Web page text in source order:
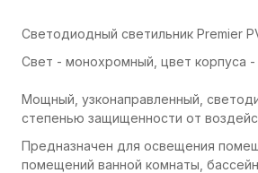
Светодиодный светильник Premier
Свет - монохромный, цвет корпуса -
Мощный, узконаправленный,
степенью защищенности от
Предназначен для освещения
помещений ванной комнаты,